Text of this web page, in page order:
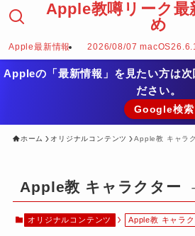
Apple教噂リーク最
め
Apple最新情報 2026/08/07
Appleの「最新情報」を見たい方は
ださい。
Google検索
ホーム オリジナルコンテンツ Apple教 キャラ
Apple教 キャラクター
オリジナルコンテンツ Apple教 キャラ